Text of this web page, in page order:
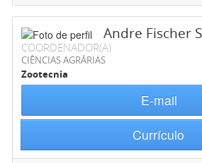
Andre Fischer
COORDENADOR(A)
CIÊNCIAS AGRÁRIAS
Zootecnia
E-mail
Currículo